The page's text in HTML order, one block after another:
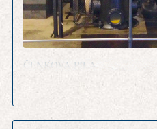
ČENKOVA PILA